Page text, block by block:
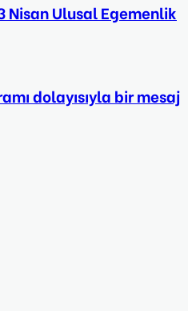
Nisan Ulusal Egemenlik
dolayısıyla bir mesaj